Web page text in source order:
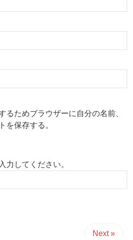
るためブラウザーに自分の名前、
を保存する。
力してください。
Next »